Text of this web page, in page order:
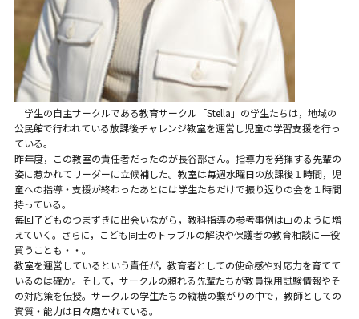
学生の自主サークルである教育サークル「Stella」の学生たちは，地域の
公民館で行われている放課後チャレンジ教室を運営し児童の学習支援を行っ
ている。
昨年度，この教室の責任者だったのが長谷部さん。指導力を発揮する先輩の
姿に惹かれてリーダーに立候補した。教室は毎週水曜日の放課後１時間，児
童への指導・支援が終わったあとには学生たちだけで振り返りの会を１時間
持っている。
毎回子どものつまずきに出会いながら，教科指導の参考事例は山のように増
えていく。さらに，こども同士のトラブルの解決や保護者の教育相談に一役
買うことも・・。
教室を運営しているという責任が，教育者としての使命感や対応力を育てて
いるのは確か。そして，サークルの頼れる先輩たちが教員採用試験情報やそ
の対応策を伝授。サークルの学生たちの縦横の繋がりの中で，教師としての
資質・能力は日々磨かれている。